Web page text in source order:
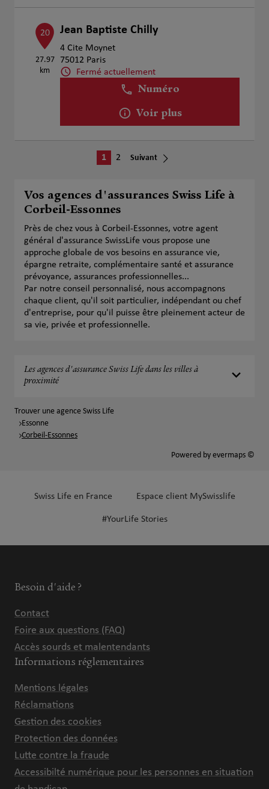
20
27.97
km
Jean Baptiste Chilly
4 Cite Moynet
75012 Paris
Fermé actuellement
Numéro
Voir plus
1 2 Suivant
Vos agences d'assurances Swiss Life à
Corbeil-Essonnes
Près de chez vous à Corbeil-Essonnes, votre agent
général d'assurance SwissLife vous propose une
approche globale de vos besoins en assurance vie,
épargne retraite, complémentaire santé et assurance
prévoyance, assurances professionnelles...
Par notre conseil personnalisé, nous accompagnons
chaque client, qu'il soit particulier, indépendant ou chef
d'entreprise, pour qu'il puisse être pleinement acteur de
sa vie, privée et professionnelle.
Les agences d'assurance Swiss Life dans les villes à
proximité
Trouver une agence Swiss Life
Essonne
Corbeil-Essonnes
Powered by evermaps ©
Swiss Life en France Espace client MySwisslife
#YourLife Stories
Besoin d'aide ?
Contact
Foire aux questions (FAQ)
Accès sourds et malentendants
Informations réglementaires
Mentions légales
Réclamations
Gestion des cookies
Protection des données
Lutte contre la fraude
Accessibilté numérique pour les personnes en situation